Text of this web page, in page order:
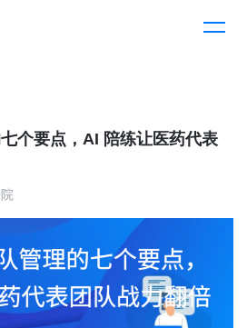
个要点，AI 陪练让医药代表